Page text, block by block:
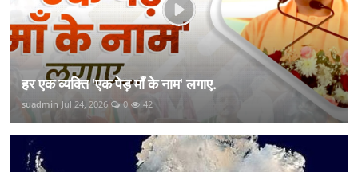
हर एक व्यक्ति 'एक पेड़ माँ के नाम' लगाए.
suadmin Jul 24, 2026 0 42